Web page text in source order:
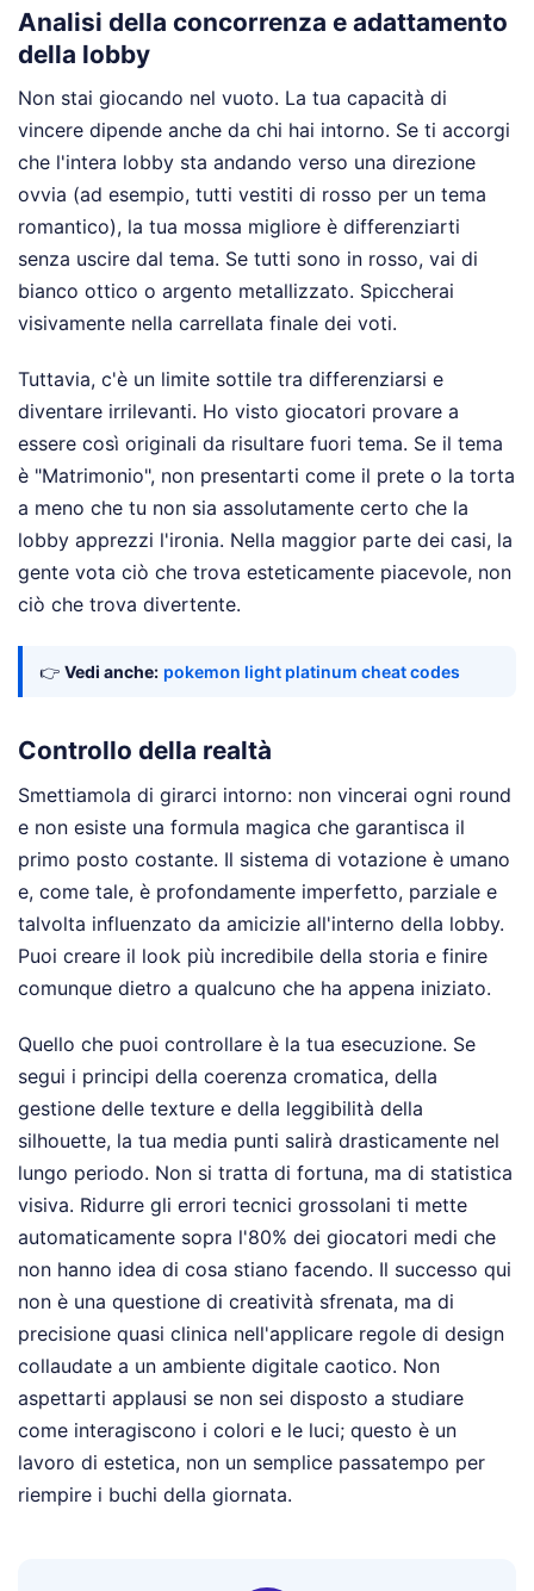
Analisi della concorrenza e adattamento
della lobby
Non stai giocando nel vuoto. La tua capacità di
vincere dipende anche da chi hai intorno. Se ti accorgi
che l'intera lobby sta andando verso una direzione
ovvia (ad esempio, tutti vestiti di rosso per un tema
romantico), la tua mossa migliore è differenziarti
senza uscire dal tema. Se tutti sono in rosso, vai di
bianco ottico o argento metallizzato. Spiccherai
visivamente nella carrellata finale dei voti.
Tuttavia, c'è un limite sottile tra differenziarsi e
diventare irrilevanti. Ho visto giocatori provare a
essere così originali da risultare fuori tema. Se il tema
è "Matrimonio", non presentarti come il prete o la torta
a meno che tu non sia assolutamente certo che la
lobby apprezzi l'ironia. Nella maggior parte dei casi, la
gente vota ciò che trova esteticamente piacevole, non
ciò che trova divertente.
👉 Vedi anche: pokemon light platinum cheat codes
Controllo della realtà
Smettiamola di girarci intorno: non vincerai ogni round
e non esiste una formula magica che garantisca il
primo posto costante. Il sistema di votazione è umano
e, come tale, è profondamente imperfetto, parziale e
talvolta influenzato da amicizie all'interno della lobby.
Puoi creare il look più incredibile della storia e finire
comunque dietro a qualcuno che ha appena iniziato.
Quello che puoi controllare è la tua esecuzione. Se
segui i principi della coerenza cromatica, della
gestione delle texture e della leggibilità della
silhouette, la tua media punti salirà drasticamente nel
lungo periodo. Non si tratta di fortuna, ma di statistica
visiva. Ridurre gli errori tecnici grossolani ti mette
automaticamente sopra l'80% dei giocatori medi che
non hanno idea di cosa stiano facendo. Il successo qui
non è una questione di creatività sfrenata, ma di
precisione quasi clinica nell'applicare regole di design
collaudate a un ambiente digitale caotico. Non
aspettarti applausi se non sei disposto a studiare
come interagiscono i colori e le luci; questo è un
lavoro di estetica, non un semplice passatempo per
riempire i buchi della giornata.